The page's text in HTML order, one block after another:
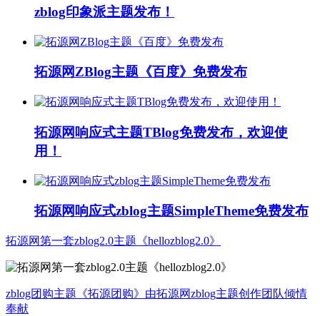
zblog印象派主题发布！
拓源网ZBlog主题《百度》免费发布
拓源网响应式主题TBlog免费发布，欢迎使
用！
拓源网响应式zblog主题SimpleTheme免费发布
拓源网第一套zblog2.0主题《hellozblog2.0》
zblog团购主题《拓源团购》由拓源网zblog主题创作团队倾情
奉献